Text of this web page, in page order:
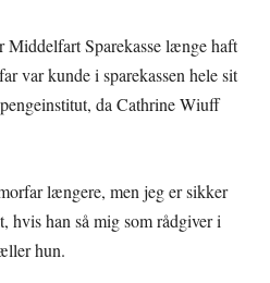
Middelfart Sparekasse længe haft
var kunde i sparekassen hele sit
da Cathrine Wiuff
længere, men jeg er sikker
hvis han så mig som rådgiver i
hun.